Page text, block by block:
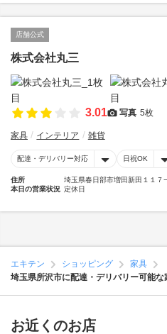
店舗公式
株式会社丸三
3.01 写真 5枚
家具 インテリア 雑貨
配達・デリバリー対応 日祝OK
住所
埼玉県春日部市増田新田１１７−
本日の営業状況 定休日
エキテン ショッピング
家具
埼玉県所沢市に配達・デリバリー可能な
お近くのお店